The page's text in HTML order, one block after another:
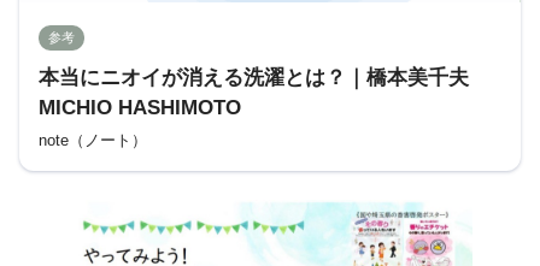
参考
本当にニオイが消える洗濯とは？｜橋本美千夫
MICHIO HASHIMOTO
note（ノート）